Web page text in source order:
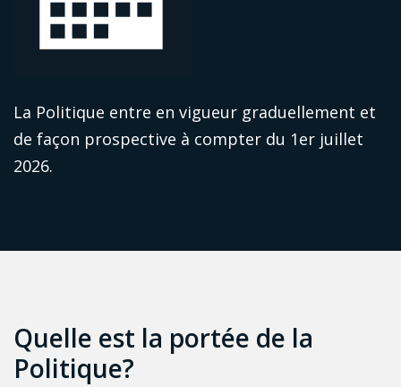
La Politique entre en vigueur graduellement et
de façon prospective à compter du 1er juillet
2026.
Quelle est la portée de la
Politique?